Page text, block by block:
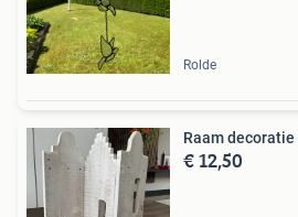
Rolde
Raam
€ 12,50